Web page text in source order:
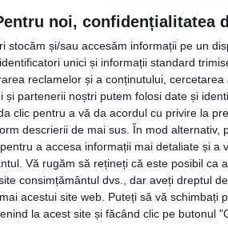
noi, confidențialitatea
stocăm și/sau accesăm informații pe un
unici și informații standard
reclamelor și a conținutului, cercetarea
și partenerii noștri putem folosi date și
clic pentru a vă da acordul cu privire la
descrierii de mai sus. În mod alternativ,
a accesa informații mai detaliate și a
Vă rugăm să rețineți că este posibil ca
consimțământul dvs., dar aveți dreptul
acestui site web. Puteți să vă schimbați
la acest site și făcând clic pe butonul
lateral cu 20-30 cm.
nu este una estetică, ci
lumina naturală fără să
spațiul.
groase – catifea,
camere de cinema
contează.